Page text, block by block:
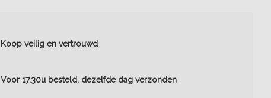
Koop veilig en vertrouwd
Voor 17.30u besteld, dezelfde dag verzonden